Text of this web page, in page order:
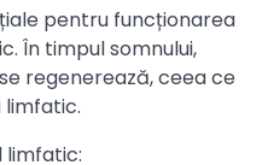
pentru funcționarea
În timpul somnului,
regenerează, ceea ce
limfatic.
limfatic: